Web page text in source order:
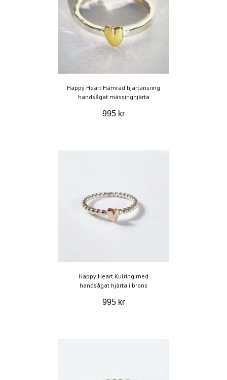
Happy Heart Hamrad hjärtansring
handsågat mässinghjärta
995 kr
Happy Heart Kulring med
handsågat hjärta i brons
995 kr